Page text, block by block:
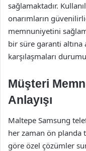
sağlamaktadır.
onarımların
memnuniyetini
bir süre garanti altına
karşılaşmaları
Müşteri
Anlayışı
Maltepe Samsung
her zaman ön planda
göre özel çözümler